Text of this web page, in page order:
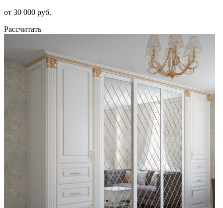
от 30 000 руб.
Рассчитать